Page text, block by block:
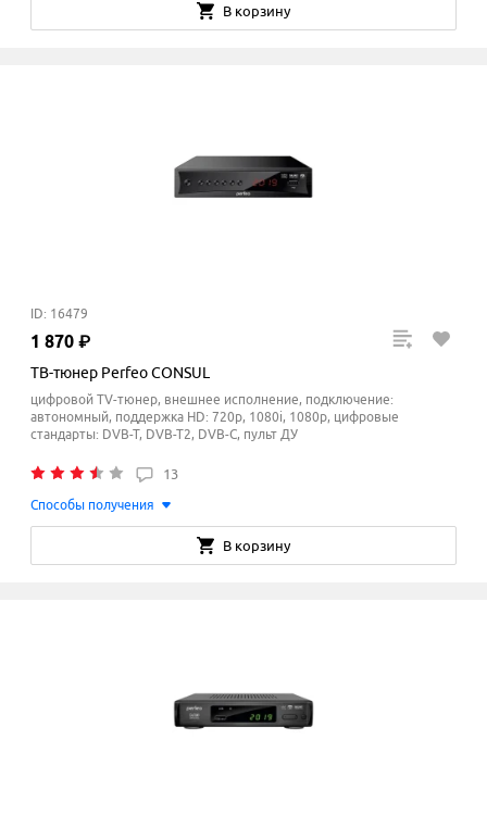
В корзину
ID: 16479
1 870 ₽
ТВ-тюнер Perfeo CONSUL
цифровой TV-тюнер, внешнее исполнение, подключение:
автономный, поддержка HD: 720p, 1080i, 1080p, цифровые
стандарты: DVB-T, DVB-T2, DVB-C, пульт ДУ
13
Способы получения
В корзину